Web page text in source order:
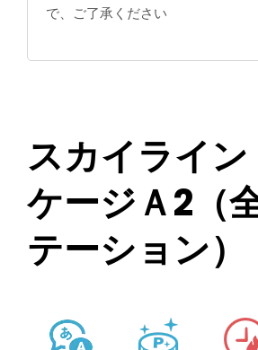
で、ご了承ください
スカイライ
ケージＡ2（
テーション）